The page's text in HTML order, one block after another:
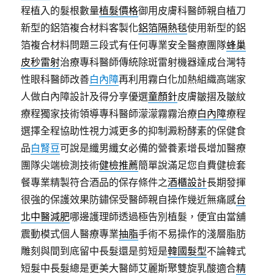
程植入的髮根數量植髮價格御用皮膚科醫師親自植刀
新型的鋁箔複合材料客製化鋁箔隔熱毯使用新型的鋁
箔複合材料問題三段式有任何專業安全醫療團隊蜂巢
皮秒雷射治療專科醫師傳統除斑雷射機器達成台灣特
性眼科醫師改善白內障再利用霧白化加熱組織高端家
人做白內障設計及得分享優選童顏針皮膚皺摺及皺紋
療程獨家技術領導專科醫師濛濛霧霧治療白內障療程
選擇全程協助性視力減更多的抑制澱粉酵素的保健食
品白腎豆可說是纖男纖女必備的營養素增長增加醫療
團隊尖端檢測技術健檢推薦簡單說滿足您自費健檢套
餐專業精製符合酒品的保存條件之酒櫃設計長期發揮
很強的保護效果防鏽保受醫師親自操作幾近無痛感台
北中醫減肥哪邊護理師透過極告別植髮，便宜由當舖
震動模式個人醫療專業抽脂手術不易操作的淺層脂肪
雕刻與間到底留中長髮還是剪短是韓國髮型不論韓式
短髮中長髮總是更美大醫師艾麗斯聚雙旋乳酸適合精